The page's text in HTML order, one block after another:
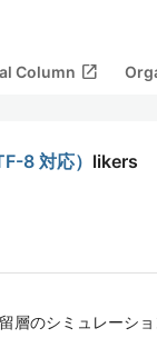
Column open_in_new
8 対応） likers
層のシミュレーショ